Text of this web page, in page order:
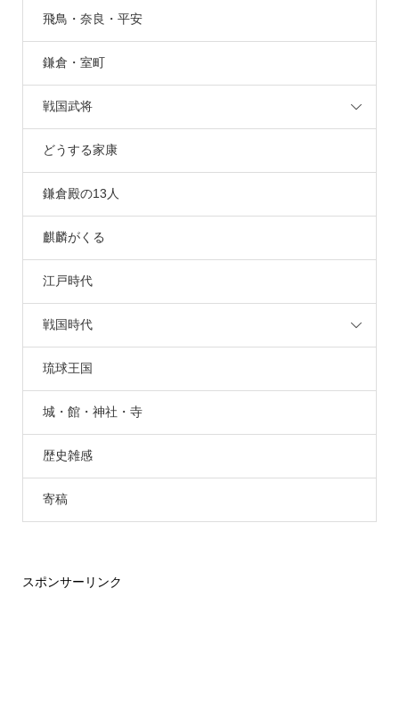
飛鳥・奈良・平安
鎌倉・室町
戦国武将
どうする家康
鎌倉殿の13人
麒麟がくる
江戸時代
戦国時代
琉球王国
城・館・神社・寺
歴史雑感
寄稿
スポンサーリンク